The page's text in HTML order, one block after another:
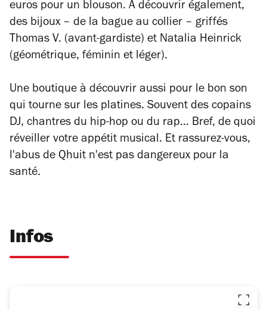
euros pour un blouson. A découvrir également,
des bijoux – de la bague au collier – griffés
Thomas V. (avant-gardiste) et Natalia Heinrick
(géométrique, féminin et léger).
Une boutique à découvrir aussi pour le bon son
qui tourne sur les platines. Souvent des copains
DJ, chantres du hip-hop ou du rap… Bref, de quoi
réveiller votre appétit musical. Et rassurez-vous,
l'abus de Qhuit n'est pas dangereux pour la
santé.
Infos